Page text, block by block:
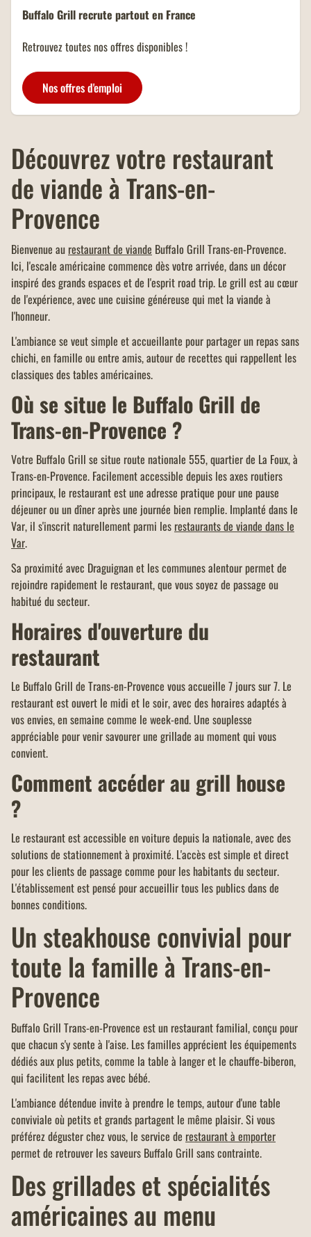
Un menu KIDS offert dans tous
présentation de votre carte
Buffalo Grill recrute partout en France
Retrouvez toutes nos offres disponibles !
Nos offres d'emploi
Découvrez votre restaurant
de viande à Trans-en-
Provence
Bienvenue au restaurant de viande Buffalo Grill Trans-en-Provence.
Ici, l'escale américaine commence dès votre arrivée, dans un décor
inspiré des grands espaces et de l'esprit road trip. Le grill est au cœur
de l'expérience, avec une cuisine généreuse qui met la viande à
l'honneur.
L'ambiance se veut simple et accueillante pour partager un repas sans
chichi, en famille ou entre amis, autour de recettes qui rappellent les
classiques des tables américaines.
Où se situe le Buffalo Grill de
Trans-en-Provence ?
Votre Buffalo Grill se situe route nationale 555, quartier de La Foux, à
Trans-en-Provence. Facilement accessible depuis les axes routiers
principaux, le restaurant est une adresse pratique pour une pause
déjeuner ou un dîner après une journée bien remplie. Implanté dans le
Var, il s'inscrit naturellement parmi les restaurants de viande dans le
Var.
Sa proximité avec Draguignan et les communes alentour permet de
rejoindre rapidement le restaurant, que vous soyez de passage ou
habitué du secteur.
Horaires d'ouverture du
restaurant
Le Buffalo Grill de Trans-en-Provence vous accueille 7 jours sur 7. Le
restaurant est ouvert le midi et le soir, avec des horaires adaptés à
vos envies, en semaine comme le week-end. Une souplesse
appréciable pour venir savourer une grillade au moment qui vous
convient.
Comment accéder au grill house
?
Le restaurant est accessible en voiture depuis la nationale, avec des
solutions de stationnement à proximité. L'accès est simple et direct
pour les clients de passage comme pour les habitants du secteur.
L'établissement est pensé pour accueillir tous les publics dans de
bonnes conditions.
Un steakhouse convivial pour
toute la famille à Trans-en-
Provence
Buffalo Grill Trans-en-Provence est un restaurant familial, conçu pour
que chacun s'y sente à l'aise. Les familles apprécient les équipements
dédiés aux plus petits, comme la table à langer et le chauffe-biberon,
qui facilitent les repas avec bébé.
L'ambiance détendue invite à prendre le temps, autour d'une table
conviviale où petits et grands partagent le même plaisir. Si vous
préférez déguster chez vous, le service de restaurant à emporter
permet de retrouver les saveurs Buffalo Grill sans contrainte.
Des grillades et spécialités
américaines au menu